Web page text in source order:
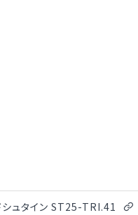
シュタイン ST25-TRI.41